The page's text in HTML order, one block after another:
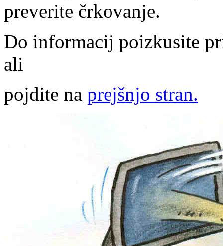
preverite črkovanje.
Do informacij poizkusite
ali
pojdite na prejšnjo stran.